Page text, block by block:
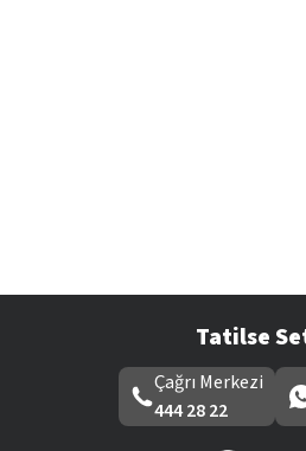
Tatilse
Çağrı Merkezi
444 28 22